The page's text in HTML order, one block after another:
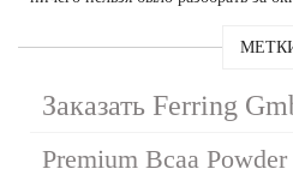
Заказать Ferring
Premium Bcaa